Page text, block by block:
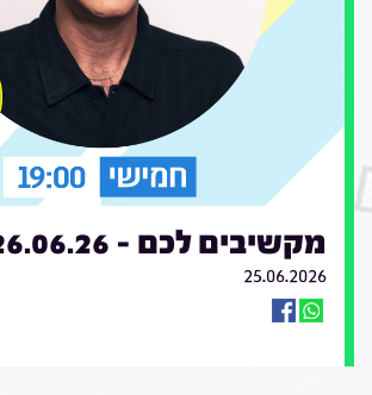
מקשיבים לכם - 26.06.26
25.06.2026